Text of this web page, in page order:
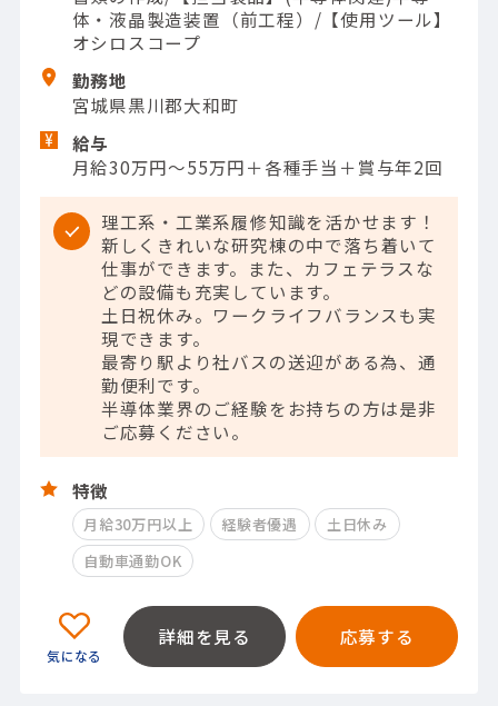
体・液晶製造装置（前工程）/【使用ツール】
オシロスコープ
勤務地
宮城県黒川郡大和町
給与
月給30万円～55万円＋各種手当＋賞与年2回
理工系・工業系履修知識を活かせます！
新しくきれいな研究棟の中で落ち着いて
仕事ができます。また、カフェテラスな
どの設備も充実しています。
土日祝休み。ワークライフバランスも実
現できます。
最寄り駅より社バスの送迎がある為、通
勤便利です。
半導体業界のご経験をお持ちの方は是非
ご応募ください。
特徴
月給30万円以上 経験者優遇
土日休み
自動車通勤OK
詳細を見る 応募する